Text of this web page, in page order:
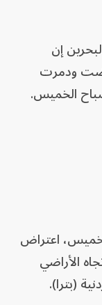
إن
ودمرت
صباح الخميس.
اعتراض
الأراضي
(بترا).